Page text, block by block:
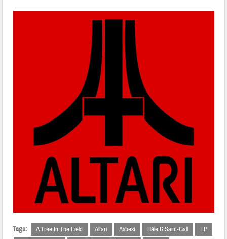
Tags: A Tree In The Field Altari Asbest Bâle & Saint-Gall EP